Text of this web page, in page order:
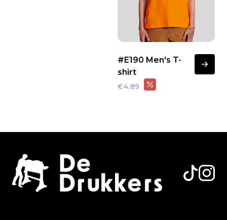
#E190 Men's T-
shirt
€4,89